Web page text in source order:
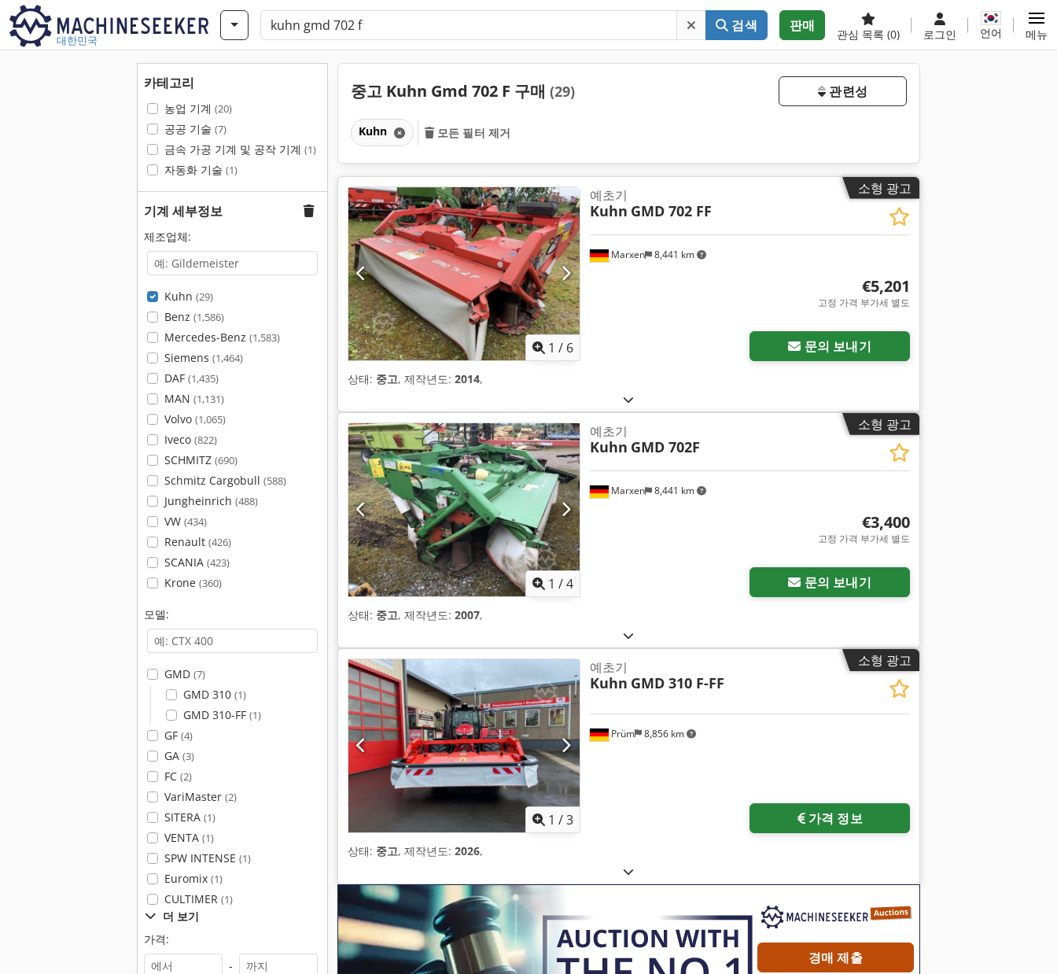
대한민국
검색 판매
관심 목록 (0) 로그인 언어 메뉴
카테고리
농업 기계 (20)
공공 기술 (7)
금속 가공 기계 및 공작 기계 (1)
자동화 기술 (1)
기계 세부정보
제조업체:
Kuhn (29)
Benz (1,586)
Mercedes-Benz (1,583)
Siemens (1,464)
DAF (1,435)
MAN (1,131)
Volvo (1,065)
Iveco (822)
SCHMITZ (690)
Schmitz Cargobull (588)
Jungheinrich (488)
VW (434)
Renault (426)
SCANIA (423)
Krone (360)
모델:
GMD (7)
GMD 310 (1)
GMD 310-FF (1)
GF (4)
GA (3)
FC (2)
VariMaster (2)
SITERA (1)
VENTA (1)
SPW INTENSE (1)
Euromix (1)
CULTIMER (1)
더 보기
가격:
-
중고 Kuhn Gmd 702 F 구매 (29) 관련성
Kuhn 모든 필터 제거
소형 광고
1 / 6
Marxen 8,441 km
예초기
Kuhn GMD 702 FF
€5,201
고정 가격 부가세 별도
문의 보내기
상태: 중고, 제작년도: 2014,
소형 광고
1 /4
Marxen 8,441 km
예초기
Kuhn GMD 702F
€3,400
고정 가격 부가세 별도
문의 보내기
상태: 중고, 제작년도: 2007,
소형 광고
1 /3
Prüm 8,856 km
예초기
Kuhn GMD 310 F-FF
가격 정보
상태: 중고, 제작년도: 2026,
경매 제출